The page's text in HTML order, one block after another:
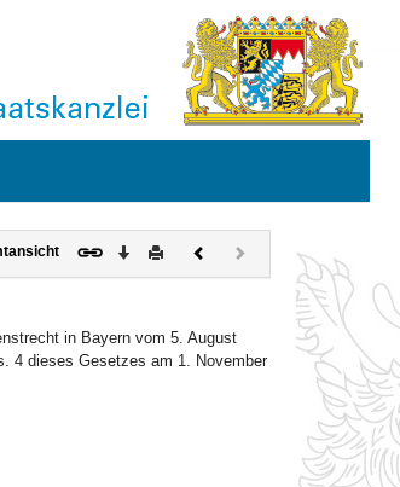
Download
DruckenVorherigesNächstes
Dokument
(inaktiv)
in Bayern vom 5. August
4 dieses Gesetzes am 1. November